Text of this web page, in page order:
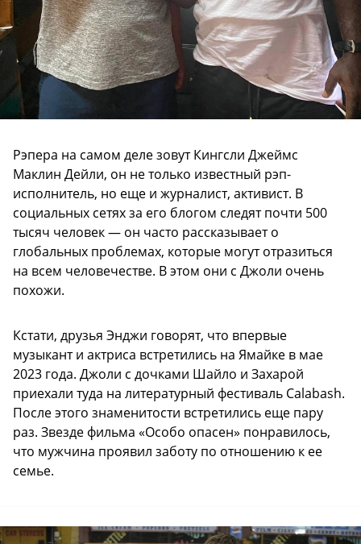
Рэпера на самом деле зовут Кингсли Джеймс
Маклин Дейли, он не только известный рэп-
исполнитель, но еще и журналист, активист. В
социальных сетях за его блогом следят почти 500
тысяч человек — он часто рассказывает о
глобальных проблемах, которые могут отразиться
на всем человечестве. В этом они с Джоли очень
похожи.
Кстати, друзья Энджи говорят, что впервые
музыкант и актриса встретились на Ямайке в мае
2023 года. Джоли с дочками Шайло и Захарой
приехали туда на литературный фестиваль Calabash.
После этого знаменитости встретились еще пару
раз. Звезде фильма «Особо опасен» понравилось,
что мужчина проявил заботу по отношению к ее
семье.